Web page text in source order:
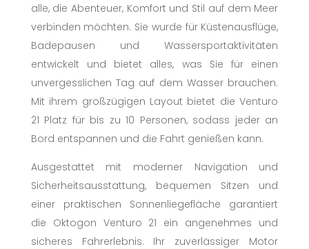
alle, die Abenteuer, Komfort und Stil auf dem Meer
verbinden möchten. Sie wurde für Küstenausflüge,
Badepausen und Wassersportaktivitäten
entwickelt und bietet alles, was Sie für einen
unvergesslichen Tag auf dem Wasser brauchen.
Mit ihrem großzügigen Layout bietet die Venturo
21 Platz für bis zu 10 Personen, sodass jeder an
Bord entspannen und die Fahrt genießen kann.
Ausgestattet mit moderner Navigation und
Sicherheitsausstattung, bequemen Sitzen und
einer praktischen Sonnenliegefläche garantiert
die Oktogon Venturo 21 ein angenehmes und
sicheres Fahrerlebnis. Ihr zuverlässiger Motor